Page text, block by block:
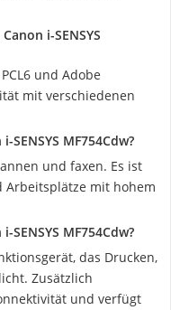
i-SENSYS
und Adobe
mit verschiedenen
MF754Cdw?
und faxen. Es ist
Arbeitsplätze mit hohem
MF754Cdw?
das Drucken,
Zusätzlich
und verfügt